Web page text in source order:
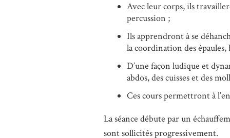
Avec leur corps, ils
percussion ;
Ils apprendront à se
la coordination des épaules,
D’une façon ludique et
abdos, des cuisses et des
Ces cours permettront à
La séance débute par un
sont sollicités progressivement.